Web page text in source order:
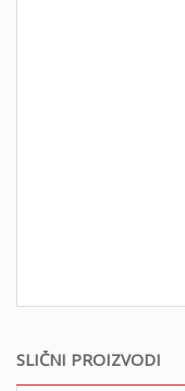
SLIČNI PROIZVODI